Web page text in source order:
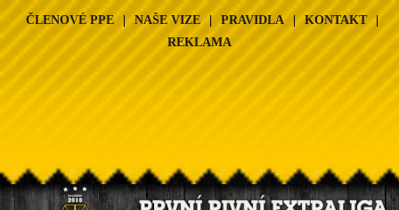
ČLENOVÉ PPE | NAŠE VIZE | PRAVIDLA | KONTAKT |
REKLAMA